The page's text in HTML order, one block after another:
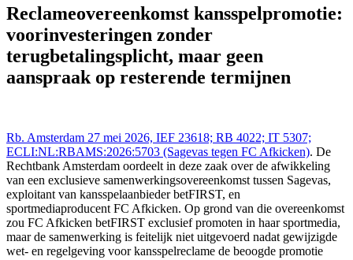
ECLI:NL:RBAMS:2026:5703 (Sagevas tegen FC Afkicken),
https://redactie-delex.cshark.nl/artikelen/reclameovereenkomst-
kansspelpromotie-voorinvesteringen-zonder-terugbetalingsplicht-
maar-geen-aanspraak-op-resterende-termijnen
Reclameovereenkomst kansspelpromotie:
voorinvesteringen zonder
terugbetalingsplicht, maar geen
aanspraak op resterende termijnen
Rb. Amsterdam 27 mei 2026, IEF 23618; RB 4022; IT 5307;
ECLI:NL:RBAMS:2026:5703 (Sagevas tegen FC Afkicken). De
Rechtbank Amsterdam oordeelt in deze zaak over de afwikkeling
van een exclusieve samenwerkingsovereenkomst tussen Sagevas,
exploitant van kansspelaanbieder betFIRST, en
sportmediaproducent FC Afkicken. Op grond van die overeenkomst
zou FC Afkicken betFIRST exclusief promoten in haar sportmedia,
maar de samenwerking is feitelijk niet uitgevoerd nadat gewijzigde
wet- en regelgeving voor kansspelreclame de beoogde promotie